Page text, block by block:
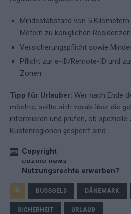
Mindestabstand von 5
Metern zu königlichen Residenzen.
Versicherungspflicht sowie
Pflicht zur e-ID/Remote-ID und
Zonen.
Tipp für Urlauber: Wer nach Ende
möchte, sollte sich vorab über die
informieren und prüfen, ob spezielle
Küstenregionen gesperrt sind.
Copyright
cozmo news
Nutzungsrechte erwerben?
BUSSGELD DÄNEMARK
SICHERHEIT URLAUB